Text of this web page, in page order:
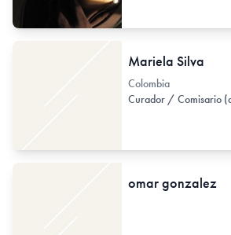
Mariela Silva
Colombia
omar gonzalez